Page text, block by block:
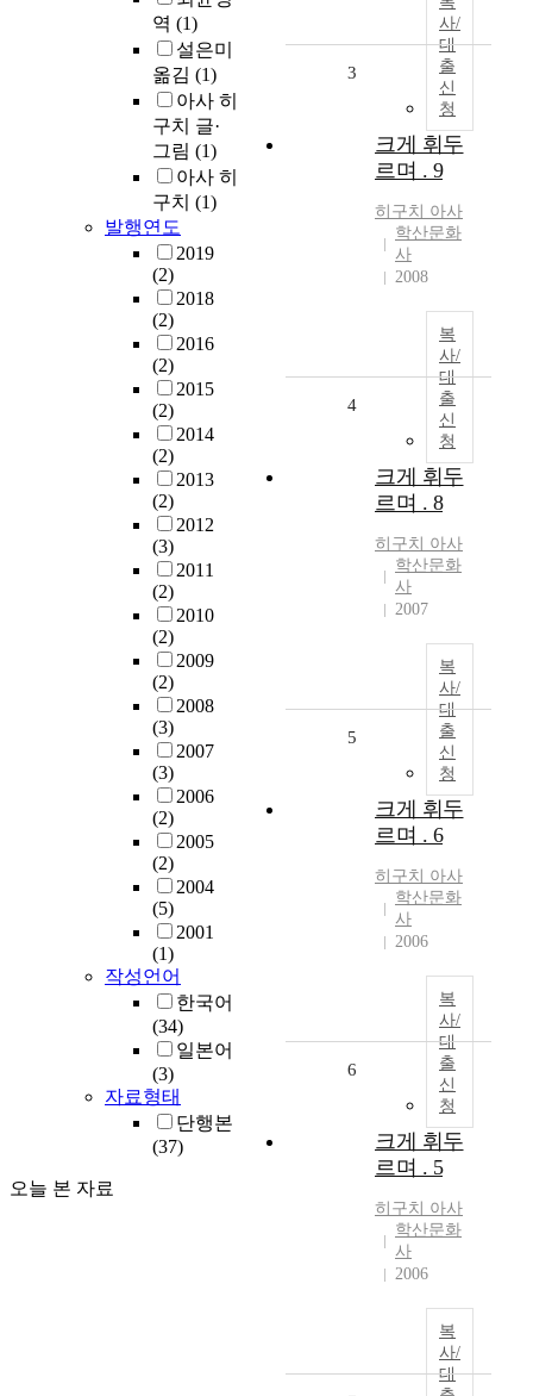
역 (1)
설은미
옮김 (1)
아사 히
구치 글·
그림 (1)
아사 히
구치 (1)
발행연도
2019
(2)
2018
(2)
2016
(2)
2015
(2)
2014
(2)
2013
(2)
2012
(3)
2011
(2)
2010
(2)
2009
(2)
2008
(3)
2007
(3)
2006
(2)
2005
(2)
2004
(5)
2001
(1)
작성언어
한국어
(34)
일본어
(3)
자료형태
단행본
(37)
오늘 본 자료
사/
대
출
신
청
3
크게 휘두
르며 . 9
히구치
아사
학산문화
사
2008
복
사/
대
출
신
청
4
크게 휘두
르며 . 8
히구치
아사
학산문화
사
2007
복
사/
대
출
신
청
5
크게 휘두
르며 . 6
히구치
아사
학산문화
사
2006
복
사/
대
출
신
청
6
크게 휘두
르며 . 5
히구치
아사
학산문화
사
2006
복
사/
대